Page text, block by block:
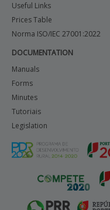
Login / Register
Useful Links
Prices Table
Norma ISO/IEC 27001:2022
DOCUMENTATION
Manuals
Forms
Minutes
Tutoriais
Legislation